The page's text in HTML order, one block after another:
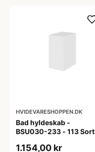
HVIDEVARESHOPPEN.DK
Bad hyldeskab -
BSU030-233 - 113 Sort
1.154,00 kr